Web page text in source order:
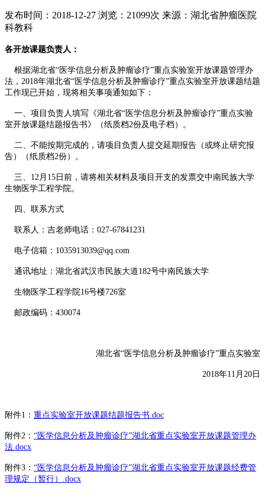
发布时间：2018-12-27 浏览：21099次 来源：湖北省肿瘤医院
科教科
各开放课题负责人：
根据湖北省“医学信息分析及肿瘤诊疗”重点实验室开放课题管理办
法，2018年湖北省“医学信息分析及肿瘤诊疗”重点实验室开放课题结题
工作现已开始，现将相关事项通知如下：
一、项目负责人填写《湖北省“医学信息分析及肿瘤诊疗”重点实验
室开放课题结题报告书》（纸质档2份及电子档）。
二、不能按期完成的，请项目负责人提交延期报告（或终止研究报
告）（纸质档2份）。
三、12月15日前，请将相关材料及项目开支的发票交中南民族大学
生物医学工程学院。
四、联系方式
联系人：吉老师电话：027-67841231
电子信箱：1035913039@qq.com
通讯地址：湖北省武汉市民族大道182号中南民族大学
生物医学工程学院16号楼726室
邮政编码：430074
湖北省“医学信息分析及肿瘤诊疗”重点实验室
2018年11月20日
附件1： 重点实验室开放课题结题报告书.doc
附件2： “医学信息分析及肿瘤诊疗”湖北省重点实验室开放课题管理办
法.docx
附件3： “医学信息分析及肿瘤诊疗”湖北省重点实验室开放课题经费管
理规定（暂行）.docx